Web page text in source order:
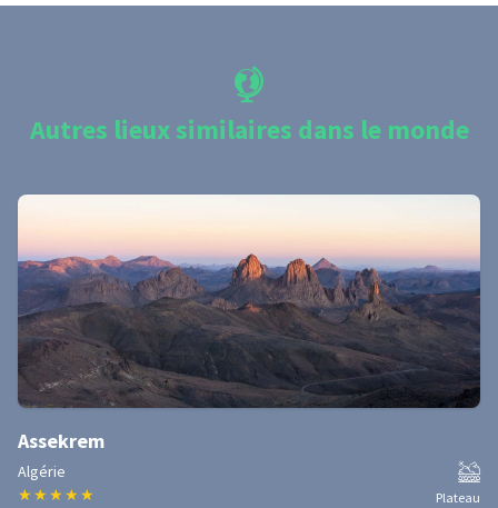
Autres lieux similaires dans le monde
Assekrem
Algérie
★ ★ ★ ★ ★ Plateau